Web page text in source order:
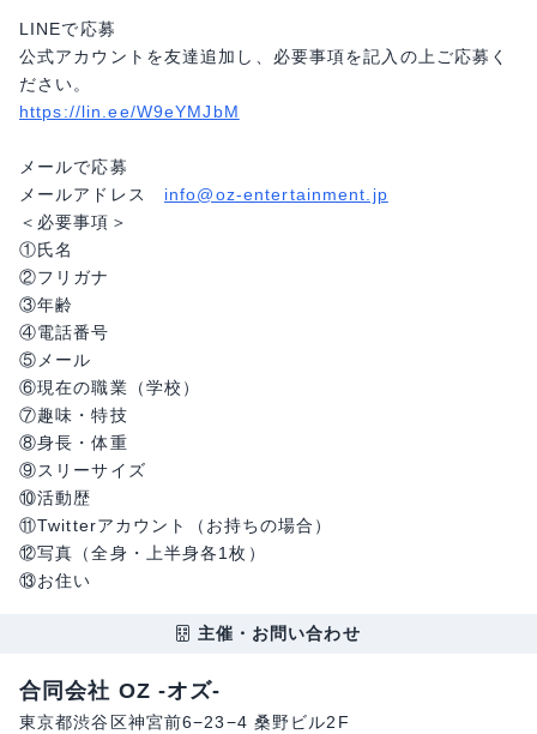
LINEで応募
公式アカウントを友達追加し、必要事項を記入の上ご応募く
ださい。
https://lin.ee/W9eYMJbM
メールで応募
メールアドレス info@oz-entertainment.jp
＜必要事項＞
①氏名
②フリガナ
③年齢
④電話番号
⑤メール
⑥現在の職業（学校）
⑦趣味・特技
⑧身長・体重
⑨スリーサイズ
⑩活動歴
⑪Twitterアカウント（お持ちの場合）
⑫写真（全身・上半身各1枚）
⑬お住い
主催・お問い合わせ
合同会社 OZ -オズ-
東京都渋谷区神宮前6−23−4 桑野ビル2F